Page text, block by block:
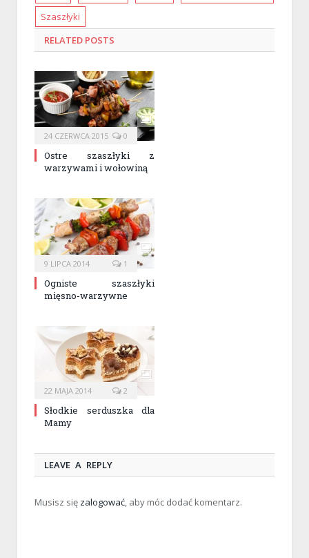
Szaszłyki
RELATED POSTS
24 CZERWCA 2015 0
Ostre szaszłyki z
warzywami i wołowiną
9 LIPCA 2014 1
Ogniste szaszłyki
mięsno-warzywne
22 MAJA 2014 2
Słodkie serduszka dla
Mamy
LEAVE A REPLY
Musisz się zalogować, aby móc dodać komentarz.